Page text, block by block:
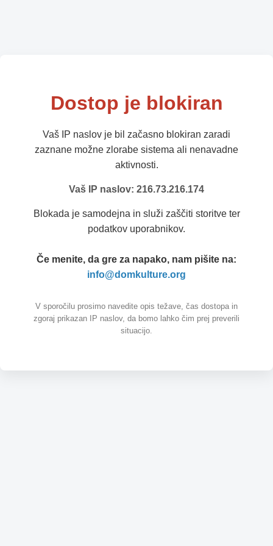
Dostop je blokiran
Vaš IP naslov je bil začasno blokiran zaradi
zaznane možne zlorabe sistema ali nenavadne
aktivnosti.
Vaš IP naslov: 216.73.216.174
Blokada je samodejna in služi zaščiti storitve ter
podatkov uporabnikov.
Če menite, da gre za napako, nam pišite na:
info@domkulture.org
V sporočilu prosimo navedite opis težave, čas dostopa in
zgoraj prikazan IP naslov, da bomo lahko čim prej preverili
situacijo.